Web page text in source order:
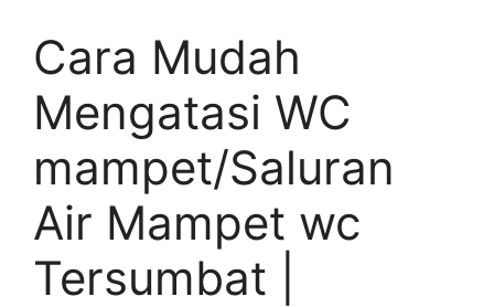
Cara Mudah
Mengatasi WC
mampet/Saluran
Air Mampet wc
Tersumbat |